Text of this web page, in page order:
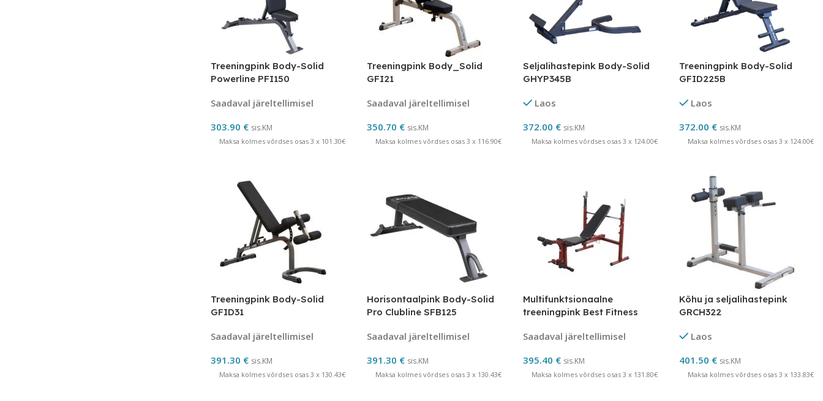
Treeningpink Body-Solid
Powerline PFI150
Saadaval järeltellimisel
303.90 € sis.KM
Maksa kolmes võrdses osas 3 x 101.30€
Treeningpink Body_Solid
GFI21
Saadaval järeltellimisel
350.70 € sis.KM
Maksa kolmes võrdses osas 3 x 116.90€
Seljalihastepink Body-Solid
GHYP345B
Laos
372.00 € sis.KM
Maksa kolmes võrdses osas 3 x 124.00€
Treeningpink Body-Solid
GFID225B
Laos
372.00 € sis.KM
Maksa kolmes võrdses osas 3 x 124.00€
Treeningpink Body-Solid
GFID31
Saadaval järeltellimisel
391.30 € sis.KM
Maksa kolmes võrdses osas 3 x 130.43€
Horisontaalpink Body-Solid
Pro Clubline SFB125
Saadaval järeltellimisel
391.30 € sis.KM
Maksa kolmes võrdses osas 3 x 130.43€
Multifunktsionaalne
treeningpink Best Fitness
Saadaval järeltellimisel
395.40 € sis.KM
Maksa kolmes võrdses osas 3 x 131.80€
Kõhu ja seljalihastepink
GRCH322
Laos
401.50 € sis.KM
Maksa kolmes võrdses osas 3 x 133.83€